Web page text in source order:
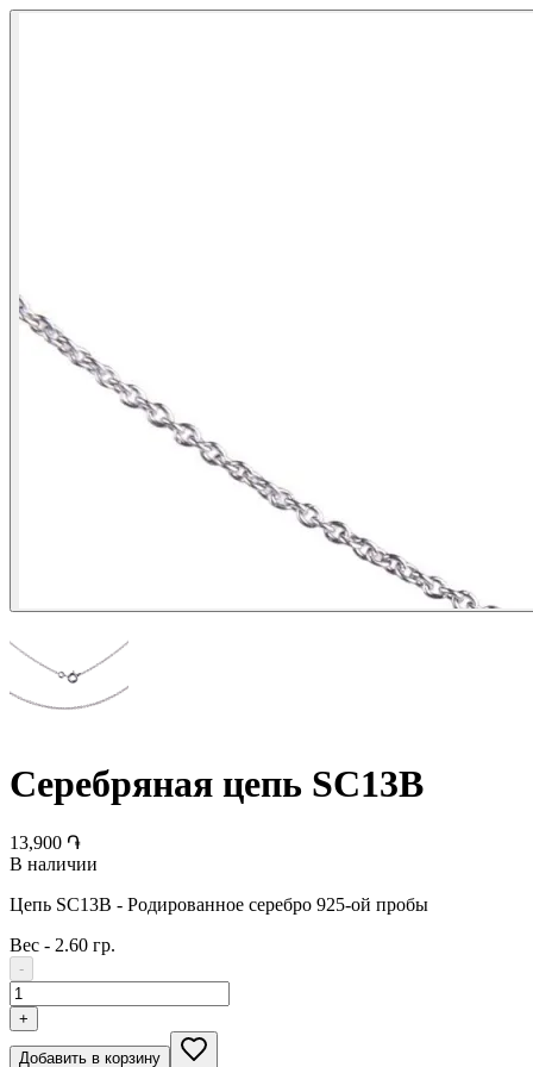
Серебряная цепь SC13B
13,900 ֏
В наличии
Цепь SC13B - Родированное серебро 925-ой пробы
Вес - 2.60 гр.
-
+
Добавить в корзину